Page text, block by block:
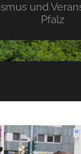
und
Pfalz